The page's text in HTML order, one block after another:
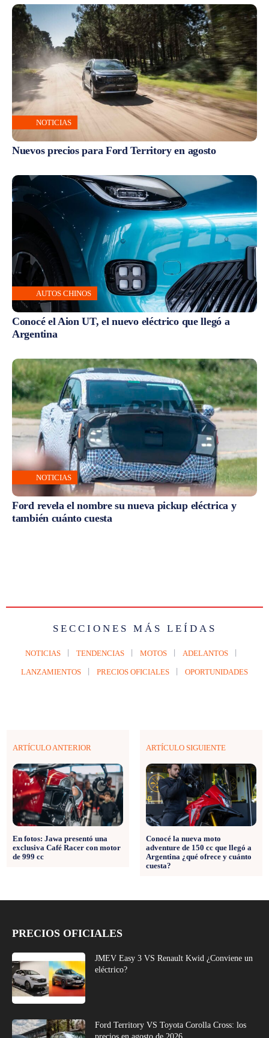
NOTICIAS
Nuevos precios para Ford Territory en agosto
AUTOS CHINOS
Conocé el Aion UT, el nuevo eléctrico que llegó a
Argentina
NOTICIAS
Ford revela el nombre su nueva pickup eléctrica y
también cuánto cuesta
SECCIONES MÁS LEÍDAS
NOTICIAS TENDENCIAS MOTOS ADELANTOS
LANZAMIENTOS PRECIOS OFICIALES OPORTUNIDADES
ARTÍCULO ANTERIOR
En fotos: Jawa presentó una
exclusiva Café Racer con motor
de 999 cc
ARTÍCULO SIGUIENTE
Conocé la nueva moto
adventure de 150 cc que llegó a
Argentina ¿qué ofrece y cuánto
cuesta?
PRECIOS OFICIALES
JMEV Easy 3 VS Renault Kwid ¿Conviene un
eléctrico?
Ford Territory VS Toyota Corolla Cross: los